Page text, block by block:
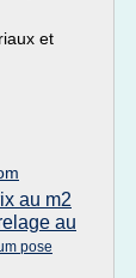
et
au m2
au
pose